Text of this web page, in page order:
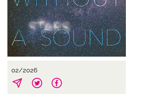
02/2026